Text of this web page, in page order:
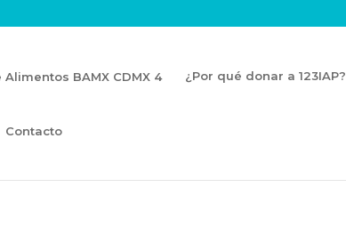
¿Por qué donar a 123IAP?
Contacto